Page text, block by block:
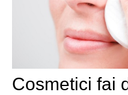
Cosmetici fai